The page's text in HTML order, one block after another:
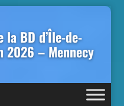
BD d’Île-de-
2026 – Mennecy